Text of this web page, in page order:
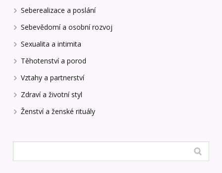
Seberealizace a poslání
Sebevědomí a osobní rozvoj
Sexualita a intimita
Těhotenství a porod
Vztahy a partnerství
Zdraví a životní styl
Ženství a ženské rituály